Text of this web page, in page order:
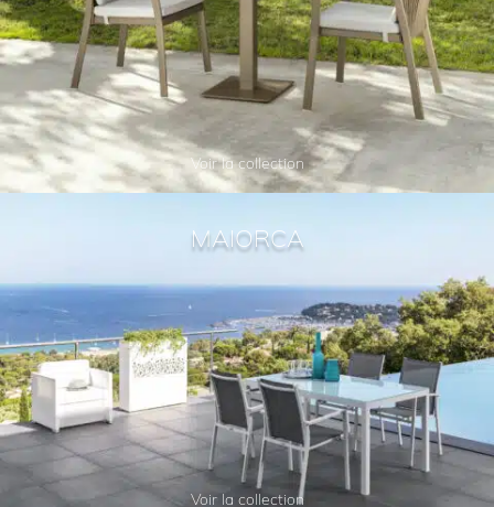
Voir la collection
MAIORCA
Voir la collection